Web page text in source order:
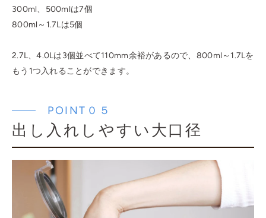
300ml、500mlは7個
800ml～1.7Lは5個
2.7L、4.0Lは3個並べて110mm余裕があるので、800ml～1.7Lを
もう1つ入れることができます。
POINT０５
出し入れしやすい大口径